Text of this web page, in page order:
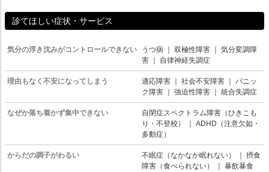
診てほしい症状・サービス
気分の浮き沈みがコントロールできない うつ病 双極性障害
気分変調障
害
自律神経失調症
理由もなく不安になってしまう 適応障害 社会不安障害
パニッ
ク障害
強迫性障害 統合失調症
なぜか落ち着かず集中できない
自閉症スペクトラム障害（ひきこも
り・不登校）
ADHD（注意欠如・
多動症）
からだの調子がわるい 不眠症（なかなか眠れない）
摂食
障害（食べられない）
暴飲暴食